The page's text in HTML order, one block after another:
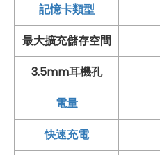
畫素配置，分別提供 24mm
角鏡頭與 70-140mm
到遠距主體，都能靈活應對
Xperia 1 VIII 的望遠鏡頭 更
，面積相較前代約增加 4
細節保留與解析表現。所有
技術，在低光源環境下能同
記憶卡類型
最大擴充儲存空間
3.5mm耳機孔
電量
快速充電